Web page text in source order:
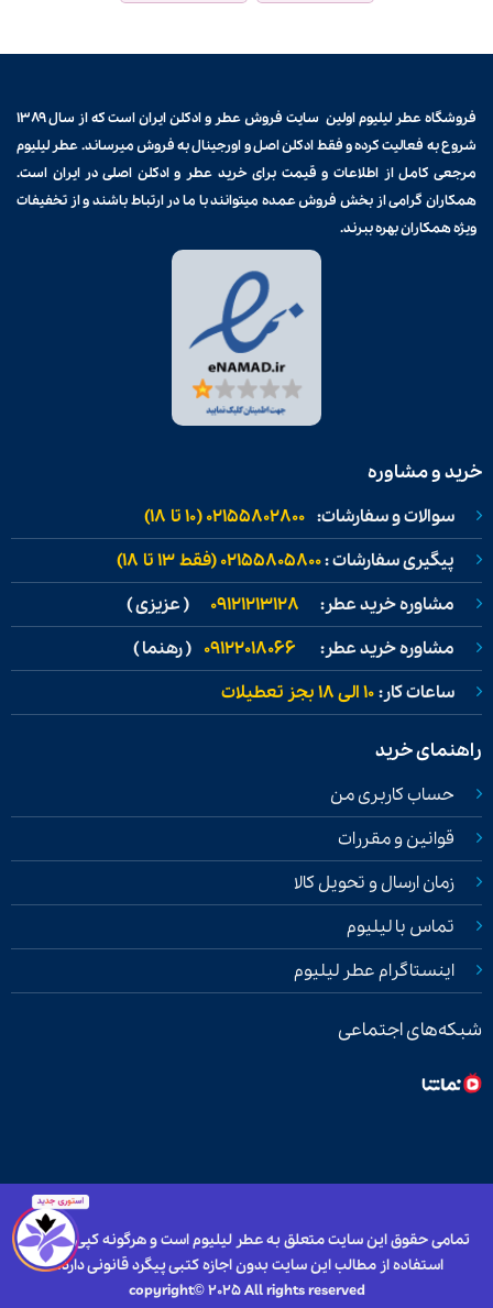
فروشگاه عطر لیلیوم اولین سایت فروشعطر و ادکلن
ایران است که از سال ۱۳۸۹
شروع به فعالیت کرده و فقط ادکلن اصل و اورجینال به فروش میرساند. عطر لیلیوم
مرجعی کامل از اطلاعات و قیمت برایخرید عطر و ادکلن اصلی در ایران است.
همکاران گرامی از بخش فروش عمده میتوانند با ما در ارتباط باشند و از تخفیفات
ویژه همکاران بهره ببرند.
خرید و مشاوره
سوالات و سفارشات: 02155802800 (۱۰ تا ۱۸)
پیگیری سفارشات :02155805800 (فقط ۱۳ تا ۱۸)
مشاوره خرید عطر: 09121213128 ( عزیزی )
مشاوره خرید عطر: 09122018066 ( رهنما )
ساعات کار:۱۰ الی ۱۸ بجز تعطیلات
راهنمای خرید
حساب کاربری من
قوانین و مقررات
زمان ارسال و تحویل کالا
تماس با لیلیوم
اینستاگرام عطر لیلیوم
شبکه‌های اجتماعی
تمامی حقوق این سایت متعلق به عطر لیلیوم است و هرگونه کپی برداری و
استفاده از مطالب این سایت بدون اجازه کتبی پیگرد قانونی دارد.
copyright© 2025 All rights reserved